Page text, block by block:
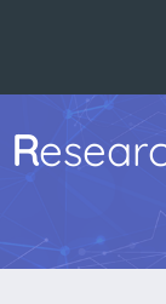
R